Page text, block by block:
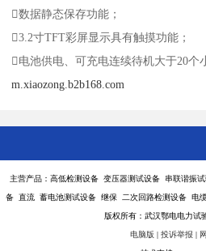
数据静态保存功能；
3.2寸TFT彩屏显示具有触摸功能；
电池供电、可充电连续待机大于20个
m.xiaozong.b2b168.com
主营产品：高低检测设备 变压器测试设备 串联谐振
备 直流 蓄电池测试设备 继保 二次回路检测设备 电
版权所有：武汉鄂电电力试
电脑版 | 投诉举报 |